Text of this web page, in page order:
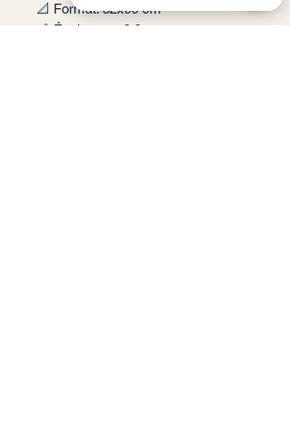
📐 Format: 32x99 cm
📏 Épaisseur : 8,8 mm